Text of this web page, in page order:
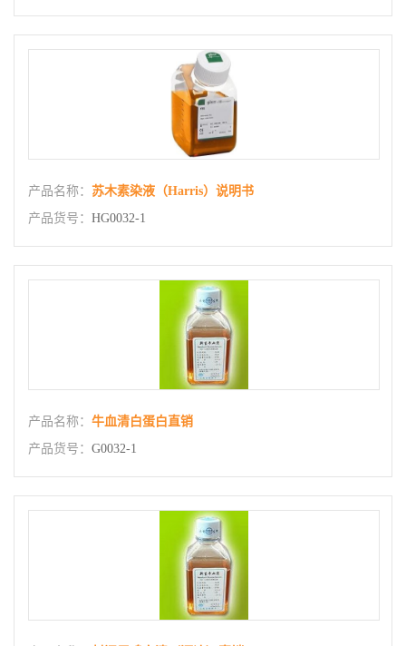
产品名称： 苏木素染液（Harris）说明书
产品货号： HG0032-1
产品名称： 牛血清白蛋白直销
产品货号： G0032-1